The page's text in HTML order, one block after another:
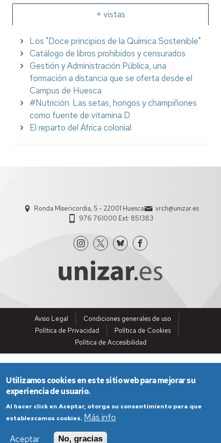
+ vistas
Los "Doce principios de la Química Sostenible"
Catálogo de libros prohibidos y censurados
Gestión y Administración Pública, una
formación a distancia que se oferta desde el
Campus de Huesca
#Nutrición. Las setas, hongos y champiñones
como fuente de vitamina D
El reparto del África colonial
Ronda Misericordia, 5 - 22001 Huesca
vrch@unizar.es
976 761000 Ext: 851383
Aviso Legal
Condiciones generales de uso
Política de Privacidad
Política de Cookies
Política de Accesibilidad
Utilizamos cookies en este sitio web para mejorar su
experiencia de usuario.
Al hacer click en Aceptar, otorga su consentimiento para que
establezcamos cookies. Más info
Aceptar
No, gracias